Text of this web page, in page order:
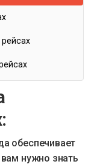
обеспечивает
нужно знать